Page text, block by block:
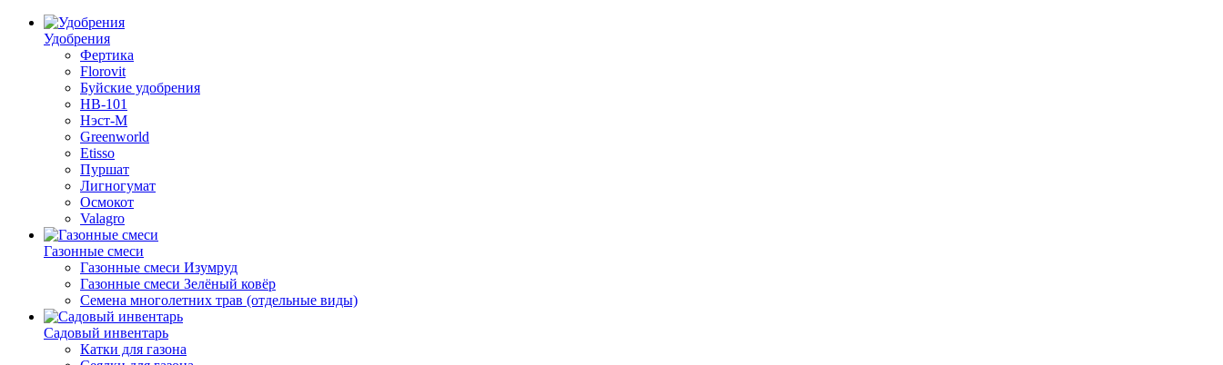
Удобрения
Фертика
Florovit
Буйские удобрения
HB-101
Нэст-М
Greenworld
Etisso
Пуршат
Лигногумат
Осмокот
Valagro
Газонные смеси
Газонные смеси Изумруд
Газонные смеси Зелёный ковёр
Семена многолетних трав (отдельные виды)
Садовый инвентарь
Катки для газона